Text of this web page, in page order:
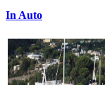
In Auto